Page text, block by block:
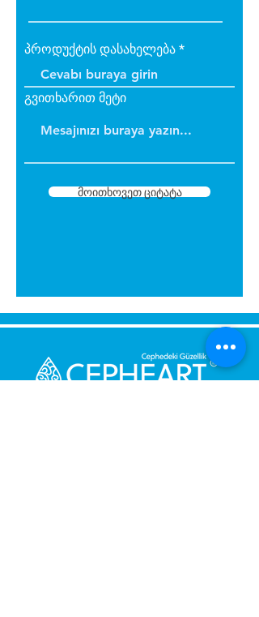
პროდუქტის დასახელება
გვითხარით მეტი
მოითხოვეთ ციტატა